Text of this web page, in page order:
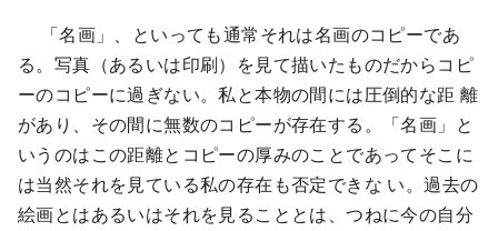
「名画」、といっても通常それは名画のコピーであ
る。写真（あるいは印刷）を見て描いたものだからコピ
ーのコピーに過ぎない。私と本物の間には圧倒的な距 離
があり、その間に無数のコピーが存在する。「名画」と
いうのはこの距離とコピーの厚みのことであってそこに
は当然それを見ている私の存在も否定できな い。過去の
絵画とはあるいはそれを見ることとは、つねに今の自分